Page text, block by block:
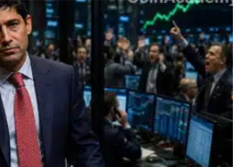
: 23 000 postes détruits en juillet, les